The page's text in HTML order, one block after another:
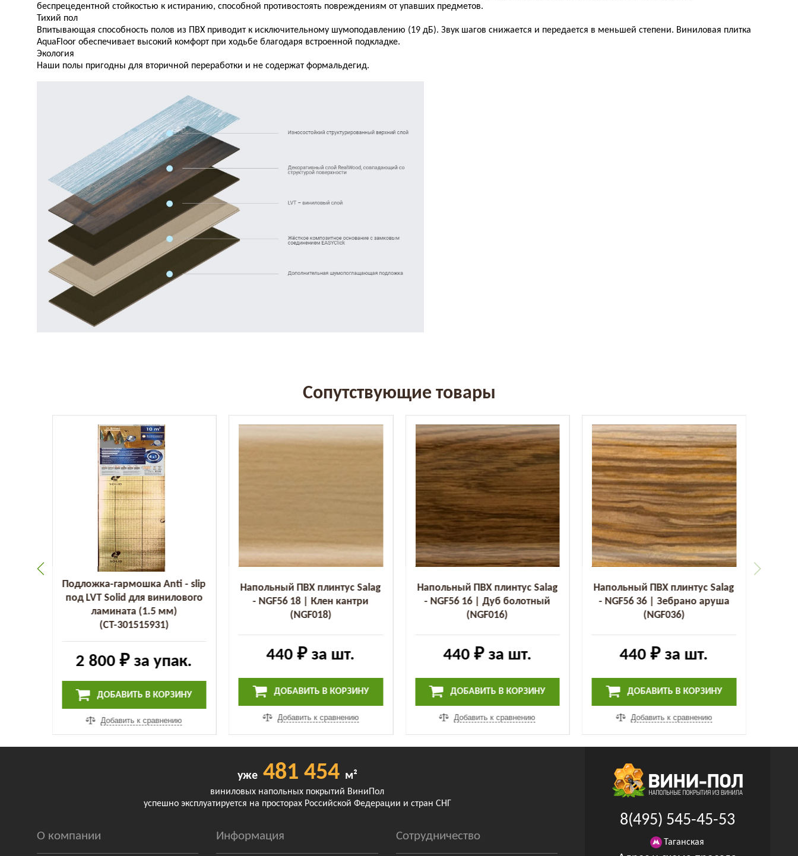
беспрецедентной стойкостью к истиранию, способной противостоять повреждениям от упавших предметов.
Тихий пол
Впитывающая способность полов из ПВХ приводит к исключительному шумоподавлению (19 дБ). Звук шагов снижается и передается в меньшей степени. Виниловая плитка
AquaFloor обеспечивает высокий комфорт при ходьбе благодаря встроенной подкладке.
Экология
Наши полы пригодны для вторичной переработки и не содержат формальдегид.
Сопутствующие товары
Подложка-гармошка Anti - slip
под LVT Solid для винилового
ламината (1.5 мм)
(СТ-301515931)
2 800 ₽за упак.
ДОБАВИТЬ В КОРЗИНУ
Добавить к сравнению
Напольный ПВХ плинтус Salag
- NGF56 18 | Клен кантри
(NGF018)
440 ₽за шт.
ДОБАВИТЬ В КОРЗИНУ
Добавить к сравнению
Напольный ПВХ плинтус Salag
- NGF56 16 | Дуб болотный
(NGF016)
440 ₽за шт.
ДОБАВИТЬ В КОРЗИНУ
Добавить к сравнению
Напольный ПВХ плинтус Salag
- NGF56 36 | Зебрано аруша
(NGF036)
440 ₽за шт.
ДОБАВИТЬ В КОРЗИНУ
Добавить к сравнению
уже481 454 м²
виниловых напольных покрытий ВиниПол
успешно эксплуатируется на просторах Российской Федерации и стран СНГ
О компании Информация Сотрудничество
8(495) 545-45-53
Таганская